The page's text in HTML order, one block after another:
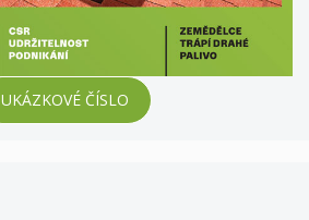
UKÁZKOVÉ ČÍSLO